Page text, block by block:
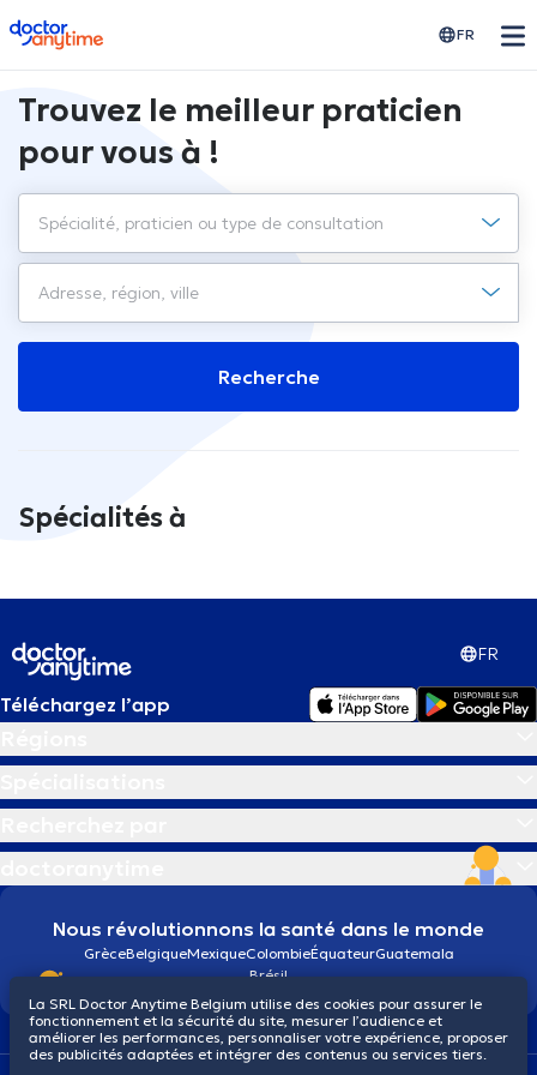
doctoranytime FR
Trouvez le meilleur praticien
pour vous à !
Recherche
Spécialités à
FR
Téléchargez l’app
Nous révolutionnons la santé dans le monde
GrèceBelgiqueMexiqueColombieÉquateurGuatemala
Brésil
La SRL Doctor Anytime Belgium utilise des cookies pour assurer le
fonctionnement et la sécurité du site, mesurer l’audience et
améliorer les performances, personnaliser votre expérience, proposer
des publicités adaptées et intégrer des contenus ou services tiers.